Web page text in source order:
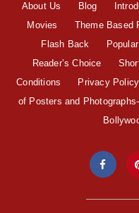
About Us Blog
Movies
Theme Based
Flash Back
Reader’s Choice
Conditions
Privacy Policy
of Posters and